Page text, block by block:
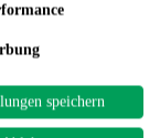
speichern